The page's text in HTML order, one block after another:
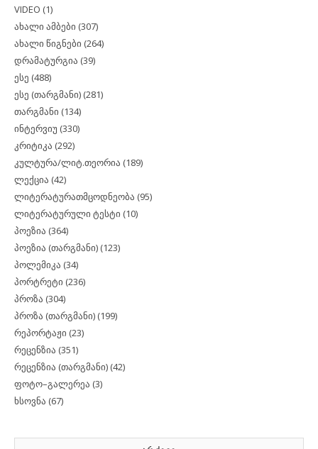
VIDEO (1)
ახალი ამბები (307)
ახალი წიგნები (264)
დრამატურგია (39)
ესე (488)
ესე (თარგმანი) (281)
თარგმანი (134)
ინტერვიუ (330)
კრიტიკა (292)
კულტურა/ლიტ.თეორია (189)
ლექცია (42)
ლიტერატურათმცოდნეობა (95)
ლიტერატურული ტესტი (10)
პოეზია (364)
პოეზია (თარგმანი) (123)
პოლემიკა (34)
პორტრეტი (236)
პროზა (304)
პროზა (თარგმანი) (199)
რეპორტაჟი (23)
რეცენზია (351)
რეცენზია (თარგმანი) (42)
ფოტო–გალერეა (3)
ხსოვნა (67)